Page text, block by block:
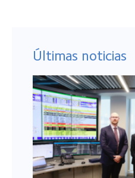
Últimas noticias